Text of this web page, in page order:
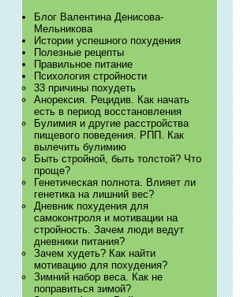
Блог Валентина Денисова-
Мельникова
Истории успешного похудения
Полезные рецепты
Правильное питание
Психология стройности
33 причины похудеть
Анорексия. Рецидив. Как начать
есть в период восстановления
Булимия и другие расстройства
пищевого поведения. РПП. Как
вылечить булимию
Быть стройной, быть толстой? Что
проще?
Генетическая полнота. Влияет ли
генетика на лишний вес?
Дневник похудения для
самоконтроля и мотивации на
стройность. Зачем люди ведут
дневники питания?
Зачем худеть? Как найти
мотивацию для похудения?
Зимний набор веса. Как не
поправиться зимой?